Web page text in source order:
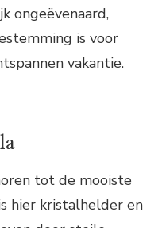
ongeëvenaard,
is voor
vakantie.
tot de mooiste
hier kristalhelder en